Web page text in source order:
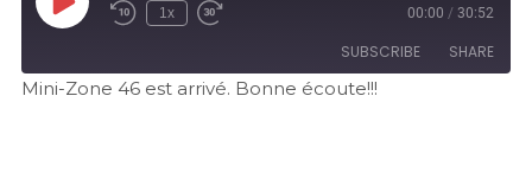
1x 00:00 / 30:52
SUBSCRIBE SHARE
Mini-Zone 46 est arrivé. Bonne écoute!!!